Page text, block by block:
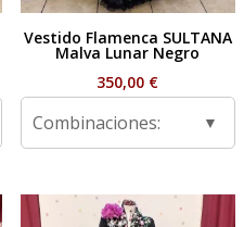
Vestido Flamenca SULTANA
Malva Lunar Negro
350,00 €
Combinaciones: